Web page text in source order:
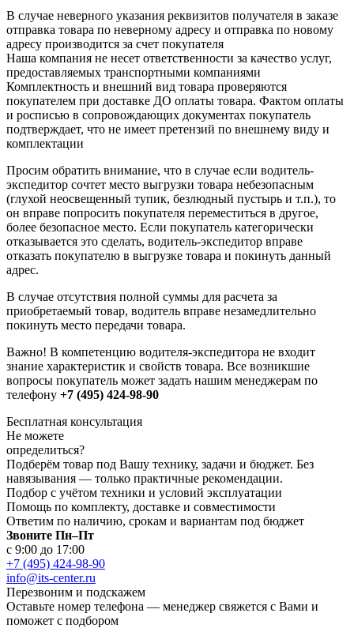
В случае неверного указания реквизитов получателя в заказе
отправка товара по неверному адресу и отправка по новому
адресу производится за счет покупателя
Наша компания не несет ответственности за качество услуг,
предоставляемых транспортными компаниями
Комплектность и внешний вид товара проверяются
покупателем при доставке ДО оплаты товара. Фактом оплаты
и росписью в сопровождающих документах покупатель
подтверждает, что не имеет претензий по внешнему виду и
комплектации
Просим обратить внимание, что в случае если водитель-
экспедитор сочтет место выгрузки товара небезопасным
(глухой неосвещенный тупик, безлюдный пустырь и т.п.), то
он вправе попросить покупателя переместиться в другое,
более безопасное место. Если покупатель категорически
отказывается это сделать, водитель-экспедитор вправе
отказать покупателю в выгрузке товара и покинуть данный
адрес.
В случае отсутствия полной суммы для расчета за
приобретаемый товар, водитель вправе незамедлительно
покинуть место передачи товара.
Важно! В компетенцию водителя-экспедитора не входит
знание характеристик и свойств товара. Все возникшие
вопросы покупатель может задать нашим менеджерам по
телефону +7 (495) 424-98-90
Бесплатная консультация
Не можете
определиться?
Подберём товар под Вашу технику, задачи и бюджет. Без
навязывания — только практичные рекомендации.
Подбор с учётом техники и условий эксплуатации
Помощь по комплекту, доставке и совместимости
Ответим по наличию, срокам и вариантам под бюджет
Звоните Пн–Пт
с 9:00 до 17:00
+7 (495) 424-98-90
info@its-center.ru
Перезвоним и подскажем
Оставьте номер телефона — менеджер свяжется с Вами и
поможет с подбором